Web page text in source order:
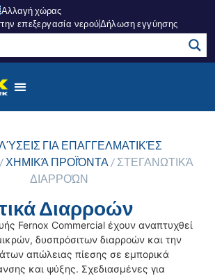
Αλλαγή χώρας
επεξεργασία νερούΔήλωση εγγύησης
ΛΎΣΕΙΣ ΓΙΑ ΕΠΑΓΓΕΛΜΑΤΙΚΈΣ
/ ΧΗΜΙΚΆ ΠΡΟΪΌΝΤΑ / ΣΤΕΓΑΝΩΤΙΚΆ
ΔΙΑΡΡΟΏΝ
Διαρροών
Fernox Commercial έχουν αναπτυχθεί
δυσπρόσιτων διαρροών και την
απώλειας πίεσης σε εμπορικά
και ψύξης. Σχεδιασμένες για